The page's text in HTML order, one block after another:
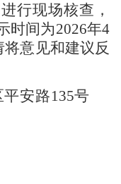
行现场核查，
时间为2026年4
将意见和建议反
平安路135号